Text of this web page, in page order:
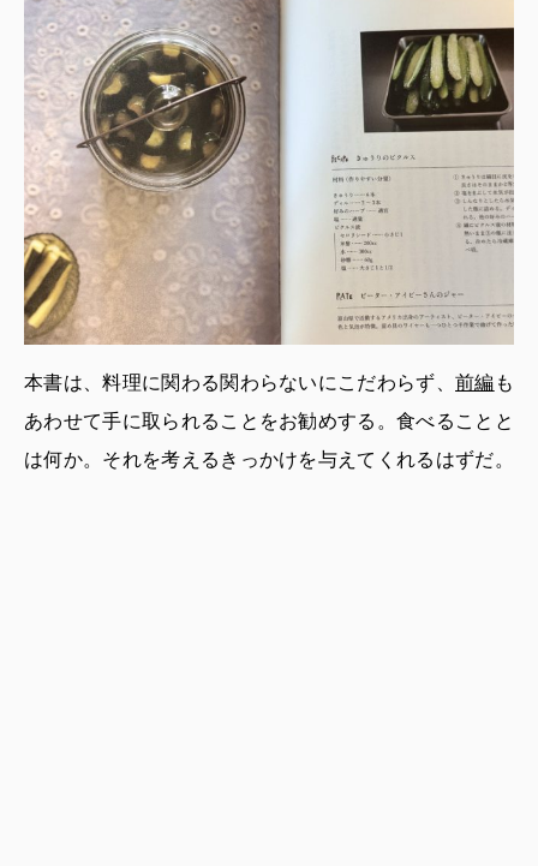
本書は、料理に関わる関わらないにこだわらず、前編 も
あわせて手に取られることをお勧めする。食べることと
は何か。それを考えるきっかけを与えてくれるはずだ。